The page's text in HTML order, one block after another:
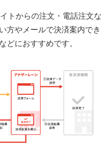
トからの注文・電話注文な
方やメールで決済案内でき
どにおすすめです。